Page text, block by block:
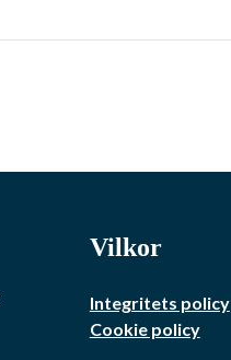
Vilkor
Integritets policy
Cookie policy